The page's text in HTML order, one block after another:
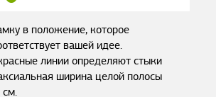
в положение, которое
вашей идее.
линии определяют стыки
ширина целой полосы
см.